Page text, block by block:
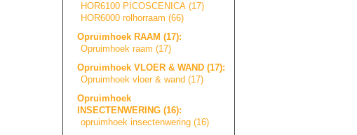
HOR6100 PICOSCENICA (17)
HOR6000 rolhorraam (66)
Opruimhoek RAAM (17):
Opruimhoek raam (17)
Opruimhoek VLOER & WAND (17):
Opruimhoek vloer & wand (17)
Opruimhoek
INSECTENWERING (16):
opruimhoek insectenwering (16)